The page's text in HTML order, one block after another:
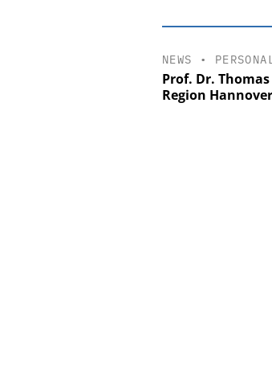
NEWS •
Prof. Dr.
Region Hannover